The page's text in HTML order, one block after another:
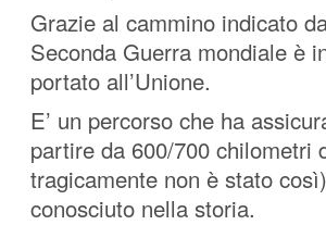
Grazie al cammino indicato
Seconda Guerra mondiale è
portato all’Unione.
E’ un percorso che ha
partire da 600/700 chilometri
tragicamente non è stato
conosciuto nella storia.